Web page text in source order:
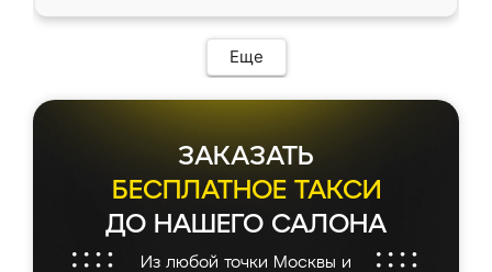
Еще
ЗАКАЗАТЬ
БЕСПЛАТНОЕ ТАКСИ
ДО НАШЕГО САЛОНА
Из любой точки Москвы и